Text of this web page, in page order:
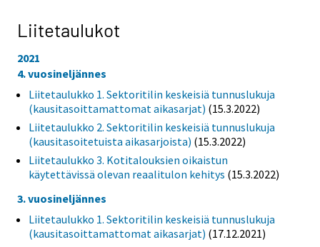
Liitetaulukot
2021
4. vuosineljännes
Liitetaulukko 1. Sektoritilin keskeisiä tunnuslukuja
(kausitasoittamattomat aikasarjat) (15.3.2022)
Liitetaulukko 2. Sektoritilin keskeisiä tunnuslukuja
(kausitasoitetuista aikasarjoista) (15.3.2022)
Liitetaulukko 3. Kotitalouksien oikaistun
käytettävissä olevan reaalitulon kehitys (15.3.2022)
3. vuosineljännes
Liitetaulukko 1. Sektoritilin keskeisiä tunnuslukuja
(kausitasoittamattomat aikasarjat) (17.12.2021)